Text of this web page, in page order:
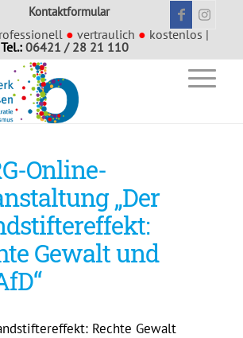
Kontaktformular
● vertraulich ● kostenlos |
Tel.:06421 / 28 21 110
Online-
„Der
Gewalt und
Rechte Gewalt